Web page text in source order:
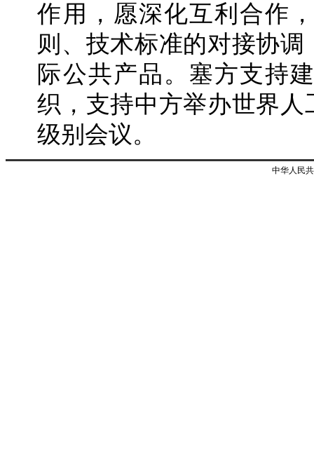
作用，愿深化互利合作
则、技术标准的对接协
际公共产品。塞方支持
织，支持中方举办世界
级别会议。
中华人民